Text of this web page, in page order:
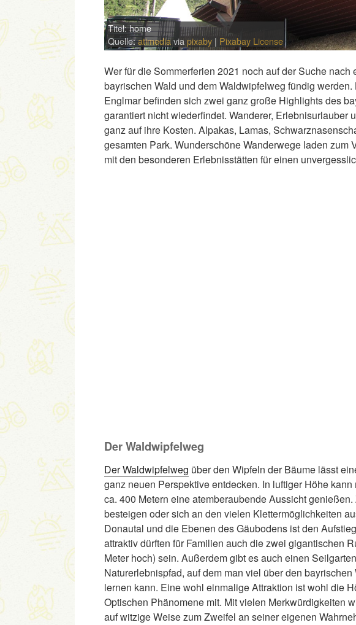
Titel: home
Quelle:atimediaviapixaby| Pixabay License
Wer für die Sommerferien 2021 noch auf der Suche
bayrischen Wald und dem Waldwipfelweg fündig
Englmar befinden sich zwei ganz große Highlights des
garantiert nicht wiederfindet. Wanderer, Erlebnisurlauber
ganz auf ihre Kosten. Alpakas, Lamas,
gesamten Park. Wunderschöne Wanderwege laden zum
mit den besonderen Erlebnisstätten für einen
Der Waldwipfelweg
Der Waldwipfelweg über den Wipfeln der Bäume lässt
ganz neuen Perspektive entdecken. In luftiger Höhe
ca. 400 Metern eine atemberaubende Aussicht
besteigen oder sich an den vielen Klettermöglichkeiten
Donautal und die Ebenen des Gäubodens ist den
attraktiv dürften für Familien auch die zwei gigantischen
Meter hoch) sein. Außerdem gibt es auch einen
Naturerlebnispfad, auf dem man viel über den
lernen kann. Eine wohl einmalige Attraktion ist wohl die
Optischen Phänomene mit. Mit vielen Merkwürdigkeiten
auf witzige Weise zum Zweifel an seiner eigenen